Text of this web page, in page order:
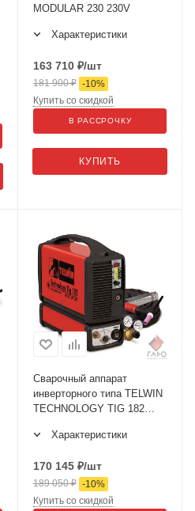
MODULAR 230 230V
Характеристики
163 710 ₽/шт
181 900₽ -10%
КУПИТЬ
Купить со скидкой
В РАССРОЧКУ
Сварочный аппарат
инверторного типа TELWIN
TECHNOLOGY TIG 182
Характеристики
170 145 ₽/шт
189 050₽ -10%
Купить со скидкой